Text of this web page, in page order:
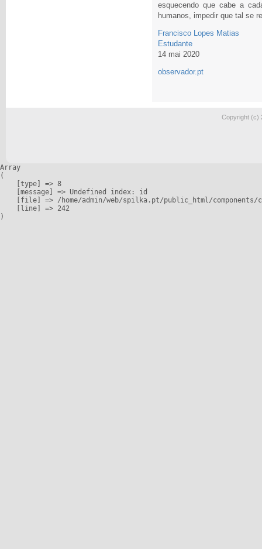
esquecendo que cabe a
humanos, impedir que tal se
Francisco Lopes Matias
Estudante
14 mai 2020
observador.pt
Copyright (c)
Array
(
    [type] => 8
    [message] => Undefined index: id
[file] => /home/admin/web/spilka.pt/public_html/
    [line] => 242